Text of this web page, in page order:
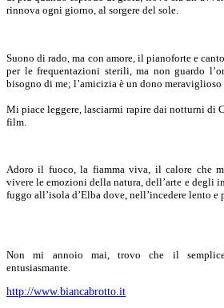
rinnova ogni giorno, al sorgere del sole.
Suono di rado, ma con amore, il pianoforte e
per le frequentazioni sterili, ma non guardo
bisogno di me; l’amicizia è un dono meraviglioso
Mi piace leggere, lasciarmi rapire dai notturni di
film.
Adoro il fuoco, la fiamma viva, il calore che
vivere le emozioni della natura, dell’arte e degli
fuggo all’isola d’Elba dove, nell’incedere lento e
Non mi annoio mai, trovo che il
entusiasmante.
http://www.biancabrotto.it